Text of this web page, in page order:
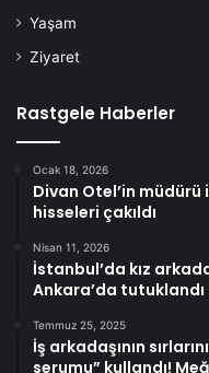
Yaşam
Ziyaret
Rastgele Haberler
Ocak 18, 2026
Divan Otel’in
hisseleri çakıldı
Nisan 11, 2026
İstanbul’da kız
Ankara’da tutuklandı
Temmuz 25, 2025
İş arkadaşının
serumu” kullandı!